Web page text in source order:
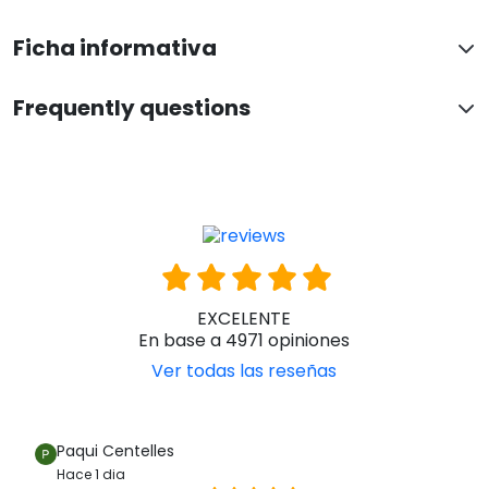
Ficha informativa
Frequently questions
EXCELENTE
En base a 4971 opiniones
Ver todas las reseñas
Paqui Centelles
Hace 1 dia